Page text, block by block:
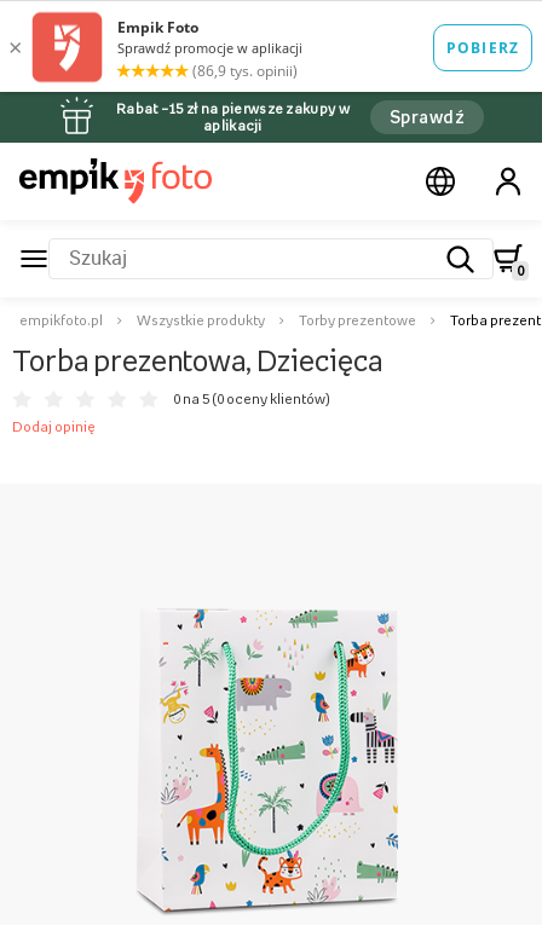
Rabat –15 zł na pierwsze zakupy w
aplikacji
Sprawdź
0
empikfoto.pl Wszystkie produkty Torby prezentowe Torba
Torba prezentowa, Dziecięca
0 na 5 (0 oceny klientów)
Dodaj opinię